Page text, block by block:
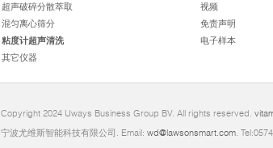
超声破碎分散萃取
混匀离心筛分
粘度计超声清洗
其它仪器
视频
免责声明
电子样本
Copyright 2024 Uways Business Group BV. All rights reserved.
宁波尤维斯智能科技有限公司. Email: wd@lawsonsmart.com.